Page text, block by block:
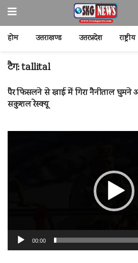
होम उत्तराखण्ड उत्तरप्रदेश राष्ट्रीय
टैग:tallital
पैर फिसलने से खाई में गिरा नैनीताल घुमने
सकुशल रेस्क्यू
00:00